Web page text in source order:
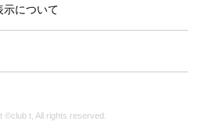
示について
©club t, All rights reserved.